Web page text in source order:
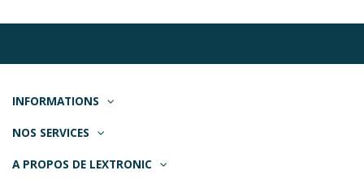
INFORMATIONS
NOS SERVICES
A PROPOS DE LEXTRONIC